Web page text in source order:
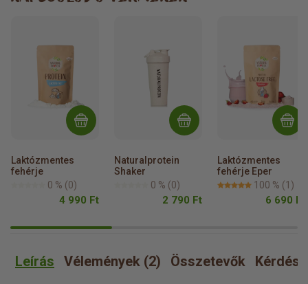
Laktózmentes
fehérje
0 % (0)
4 990 Ft
Naturalprotein
Shaker
0 % (0)
2 790 Ft
Laktózmentes
fehérje Eper
100 % (1)
6 690 Ft
Leírás Vélemények (2) Összetevők